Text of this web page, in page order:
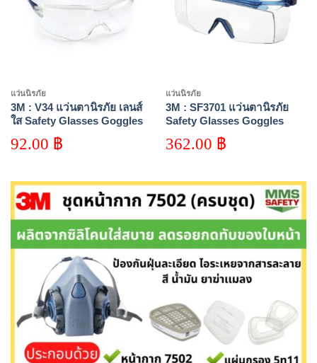
แว่นนิรภัย
3M : V34 แว่นตานิรภัย เลนส์
ใส Safety Glasses Goggles
Virtua Sport Asian Fit
92.00 ฿
แว่นนิรภัย
3M : SF3701 แว่นตานิรภัย
Safety Glasses Goggles
SecureFit, 3700 Series
362.00 ฿